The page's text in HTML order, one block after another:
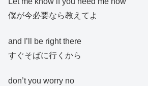
僕が今必要なら教えてよ
and I’ll be right there
すぐそばに行くから
don’t you worry no